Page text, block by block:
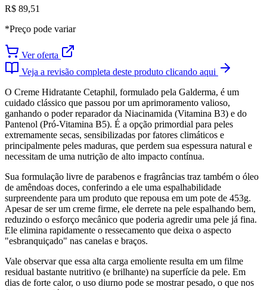
R$ 89,51
*Preço pode variar
Ver oferta
Veja a revisão completa deste produto clicando aqui
O Creme Hidratante Cetaphil, formulado pela Galderma, é um
cuidado clássico que passou por um aprimoramento valioso,
ganhando o poder reparador da Niacinamida (Vitamina B3) e do
Pantenol (Pró-Vitamina B5). É a opção primordial para peles
extremamente secas, sensibilizadas por fatores climáticos e
principalmente peles maduras, que perdem sua espessura natural e
necessitam de uma nutrição de alto impacto contínua.
Sua formulação livre de parabenos e fragrâncias traz também o óleo
de amêndoas doces, conferindo a ele uma espalhabilidade
surpreendente para um produto que repousa em um pote de 453g.
Apesar de ser um creme firme, ele derrete na pele espalhando bem,
reduzindo o esforço mecânico que poderia agredir uma pele já fina.
Ele elimina rapidamente o ressecamento que deixa o aspecto
"esbranquiçado" nas canelas e braços.
Vale observar que essa alta carga emoliente resulta em um filme
residual bastante nutritivo (e brilhante) na superfície da pele. Em
dias de forte calor, o uso diurno pode se mostrar pesado, o que nos